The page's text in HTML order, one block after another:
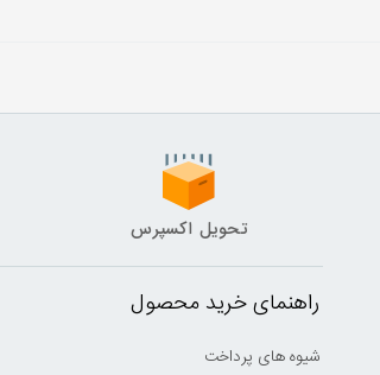
تحویل اکسپرس
راهنمای خرید محصول
شیوه های پرداخت